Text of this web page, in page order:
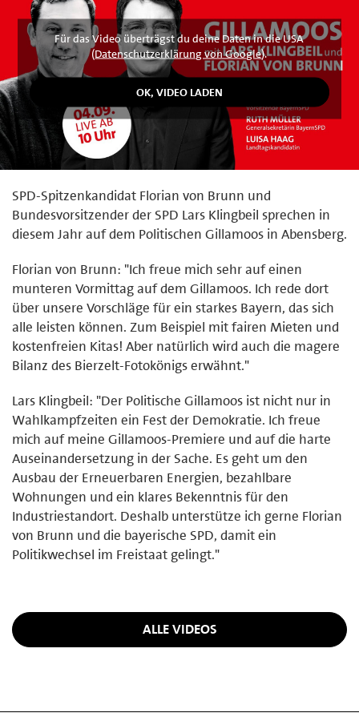
Für das Video überträgst du deine Daten in die USA
(Datenschutzerklärung von Google).
SPD-Spitzenkandidat Florian von Brunn und
Bundesvorsitzender der SPD Lars Klingbeil sprechen in
diesem Jahr auf dem Politischen Gillamoos in Abensberg.
Florian von Brunn: "Ich freue mich sehr auf einen
munteren Vormittag auf dem Gillamoos. Ich rede dort
über unsere Vorschläge für ein starkes Bayern, das sich
alle leisten können. Zum Beispiel mit fairen Mieten und
kostenfreien Kitas! Aber natürlich wird auch die magere
Bilanz des Bierzelt-Fotokönigs erwähnt."
Lars Klingbeil: "Der Politische Gillamoos ist nicht nur in
Wahlkampfzeiten ein Fest der Demokratie. Ich freue
mich auf meine Gillamoos-Premiere und auf die harte
Auseinandersetzung in der Sache. Es geht um den
Ausbau der Erneuerbaren Energien, bezahlbare
Wohnungen und ein klares Bekenntnis für den
Industriestandort. Deshalb unterstütze ich gerne Florian
von Brunn und die bayerische SPD, damit ein
Politikwechsel im Freistaat gelingt."
ALLE VIDEOS